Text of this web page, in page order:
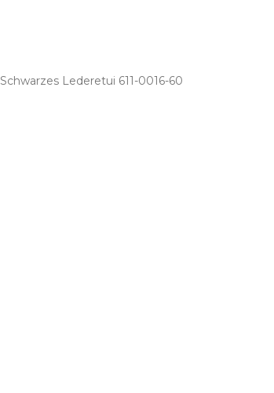
Schwarzes Lederetui 611­-0016­-60